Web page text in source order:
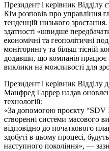
Президент і керівник Відділу
Кім розповів про управління
тенденцій низького
здатності «швидше
економічні та геополітичні
моніторингу та більш тісній
додавши, що компанія
виклики на можливості для
Президент і керівник Відділу
Манфред Гаррер надав
технологій:
«За допомогою проєкту “SDV
створенні системи масового
відповідно до початкового
здобуті в цьому процесі,
наступного покоління», —